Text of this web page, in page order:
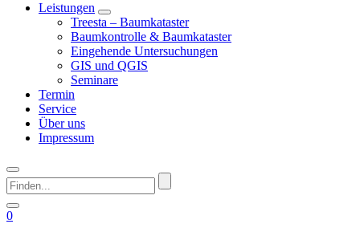
Leistungen
Treesta – Baumkataster
Baumkontrolle & Baumkataster
Eingehende Untersuchungen
GIS und QGIS
Seminare
Termin
Service
Über uns
Impressum
Finden...
0